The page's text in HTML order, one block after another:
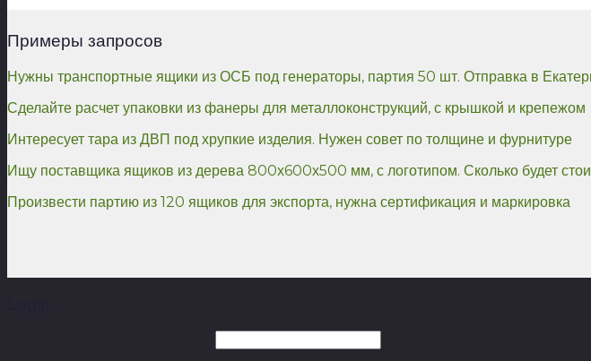
Примеры запросов
Нужны транспортные ящики из ОСБ под генераторы, партия 50 шт. Отправка в
Сделайте расчет упаковки из фанеры для металлоконструкций, с крышкой и крепежом
Интересует тара из ДВП под хрупкие изделия. Нужен совет по толщине и фурнитуре
Ищу поставщика ящиков из дерева 800х600х500 мм, с логотипом. Сколько будет
Произвести партию из 120 ящиков для экспорта, нужна сертификация и маркировка